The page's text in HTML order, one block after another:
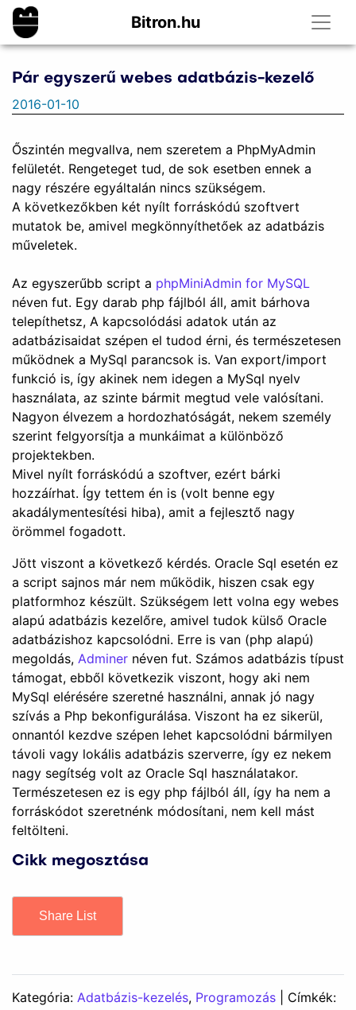
Bitron.hu
Pár egyszerű webes adatbázis-kezelő
2016-01-10
Őszintén megvallva, nem szeretem a PhpMyAdmin
felületét. Rengeteget tud, de sok esetben ennek a
nagy részére egyáltalán nincs szükségem.
A következőkben két nyílt forráskódú szoftvert
mutatok be, amivel megkönnyíthetőek az adatbázis
műveletek.
Az egyszerűbb script a phpMiniAdmin for MySQL
néven fut. Egy darab php fájlból áll, amit bárhova
telepíthetsz, A kapcsolódási adatok után az
adatbázisaidat szépen el tudod érni, és természetesen
működnek a MySql parancsok is. Van export/import
funkció is, így akinek nem idegen a MySql nyelv
használata, az szinte bármit megtud vele valósítani.
Nagyon élvezem a hordozhatóságát, nekem személy
szerint felgyorsítja a munkáimat a különböző
projektekben.
Mivel nyílt forráskódú a szoftver, ezért bárki
hozzáírhat. Így tettem én is (volt benne egy
akadálymentesítési hiba), amit a fejlesztő nagy
örömmel fogadott.
Jött viszont a következő kérdés. Oracle Sql esetén ez
a script sajnos már nem működik, hiszen csak egy
platformhoz készült. Szükségem lett volna egy webes
alapú adatbázis kezelőre, amivel tudok külső Oracle
adatbázishoz kapcsolódni. Erre is van (php alapú)
megoldás, Adminer néven fut. Számos adatbázis típust
támogat, ebből következik viszont, hogy aki nem
MySql elérésére szeretné használni, annak jó nagy
szívás a Php bekonfigurálása. Viszont ha ez sikerül,
onnantól kezdve szépen lehet kapcsolódni bármilyen
távoli vagy lokális adatbázis szerverre, így ez nekem
nagy segítség volt az Oracle Sql használatakor.
Természetesen ez is egy php fájlból áll, így ha nem a
forráskódot szeretnénk módosítani, nem kell mást
feltölteni.
Cikk megosztása
Share List
Kategória: Adatbázis-kezelés, Programozás | Címkék: